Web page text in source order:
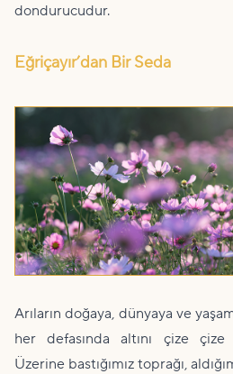
dondurucudur.
Eğriçayır’dan Bir Seda
Arıların doğaya, dünyaya ve
her defasında altını çize çize
Üzerine bastığımız toprağı,